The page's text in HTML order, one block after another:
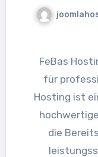
FeBas Hosting: Ihr zuverlässiger Partner
für
Hosting ist
die